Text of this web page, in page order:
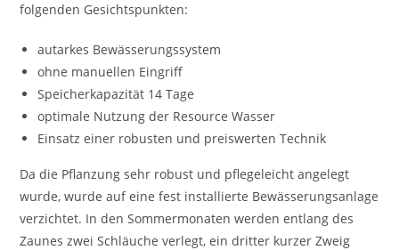
folgenden Gesichtspunkten:
autarkes Bewässerungssystem
ohne manuellen Eingriff
Speicherkapazität 14 Tage
optimale Nutzung der Resource Wasser
Einsatz einer robusten und preiswerten Technik
Da die Pflanzung sehr robust und pflegeleicht angelegt
wurde, wurde auf eine fest installierte Bewässerungsanlage
verzichtet. In den Sommermonaten werden entlang des
Zaunes zwei Schläuche verlegt, ein dritter kurzer Zweig